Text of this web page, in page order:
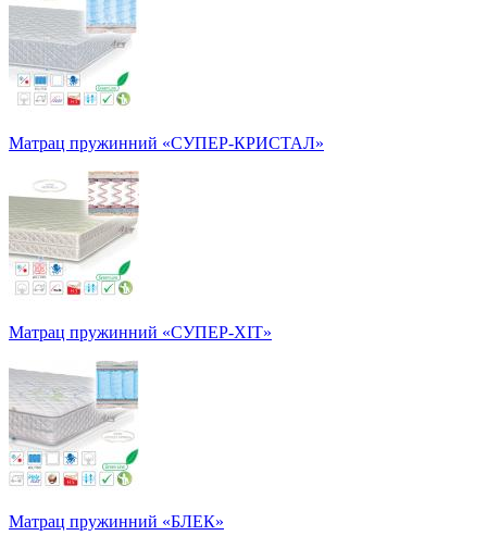
Матрац пружинний «СУПЕР-КРИСТАЛ»
Матрац пружинний «СУПЕР-ХІТ»
Матрац пружинний «БЛЕК»